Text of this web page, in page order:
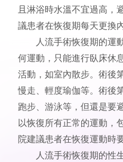
且淋浴時水溫不宜過高，
議患者在恢復期每天更換
人流手術恢復期的運
何運動，只能進行臥床休
活動，如室內散步。術後
慢走、輕度瑜伽等。術後
跑步、游泳等，但還是要
以恢復所有正常的運動，
院建議患者在恢復運動時
人流手術恢復期的性